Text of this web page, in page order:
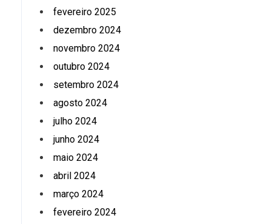
fevereiro 2025
dezembro 2024
novembro 2024
outubro 2024
setembro 2024
agosto 2024
julho 2024
junho 2024
maio 2024
abril 2024
março 2024
fevereiro 2024